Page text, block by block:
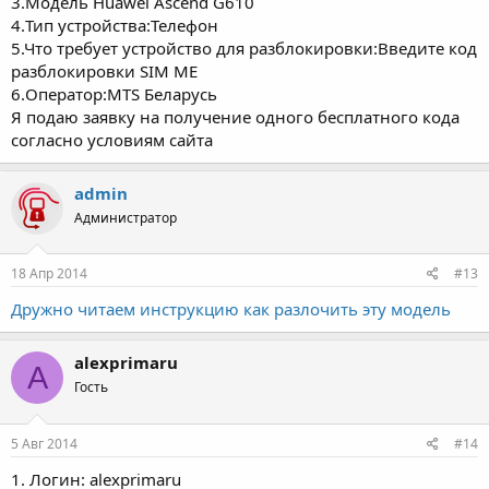
4.Тип устройства:Телефон
5.Что требует устройство для разблокировки:Введите код
разблокировки SIM ME
6.Оператор:MTS Беларусь
Я подаю заявку на получение одного бесплатного кода
согласно условиям сайта
admin
Администратор
18 Апр 2014 #13
Дружно читаем инструкцию как разлочить эту модель
A alexprimaru
Гость
5 Авг 2014 #14
1. Логин: alexprimaru